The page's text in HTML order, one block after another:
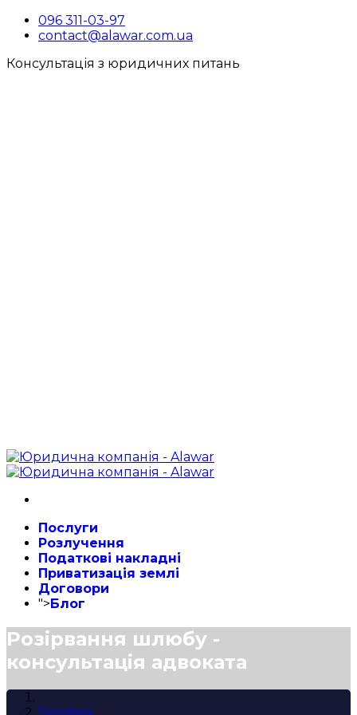
096 311-03-97
contact@alawar.com.ua
Консультація з юридичних питань
Послуги
Розлучення
Податкові накладні
Приватизація землі
Договори
">Блог
Розірвання шлюбу -
консультація адвоката